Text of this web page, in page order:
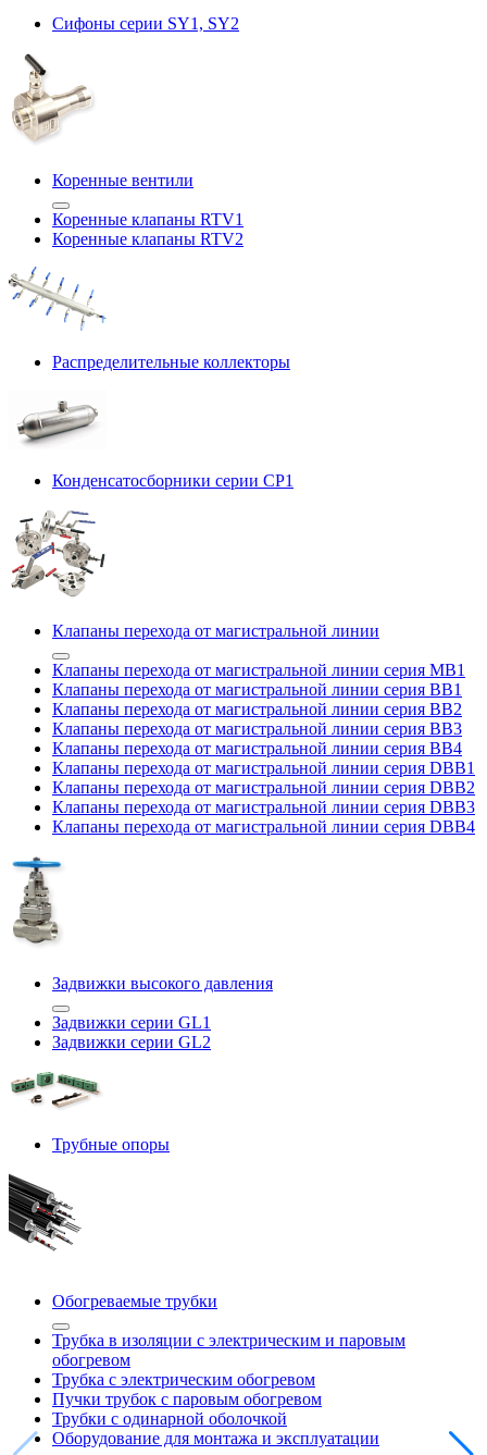
Сифоны серии SY1, SY2
Коренные вентили
Коренные клапаны RTV1
Коренные клапаны RTV2
Распределительные коллекторы
Конденсатосборники серии CP1
Клапаны перехода от магистральной линии
Клапаны перехода от магистральной линии серия MB1
Клапаны перехода от магистральной линии серия BB1
Клапаны перехода от магистральной линии серия BB2
Клапаны перехода от магистральной линии серия BB3
Клапаны перехода от магистральной линии серия BB4
Клапаны перехода от магистральной линии серия DBB1
Клапаны перехода от магистральной линии серия DBB2
Клапаны перехода от магистральной линии серия DBB3
Клапаны перехода от магистральной линии серия DBB4
Задвижки высокого давления
Задвижки серии GL1
Задвижки серии GL2
Трубные опоры
Обогреваемые трубки
Трубка в изоляции с электрическим и паровым
обогревом
Трубка с электрическим обогревом
Пучки трубок с паровым обогревом
Трубки с одинарной оболочкой
Оборудование для монтажа и эксплуатации